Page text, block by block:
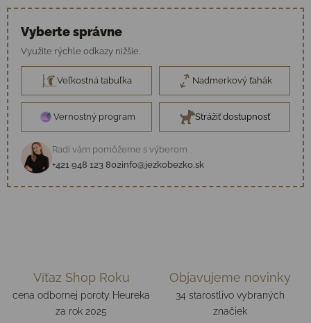
Vyberte správne
Využite rýchle odkazy nižšie.
Veľkostná tabuľka Nadmerkový ťahák
Vernostný program Strážiť dostupnosť
Radi vám pomôžeme s výberom
+421 948 123 802info@jezkobezko.sk
Víťaz Shop Roku
cena odbornej poroty Heureka
za rok 2025
Objavujeme novinky
34 starostlivo vybraných
značiek